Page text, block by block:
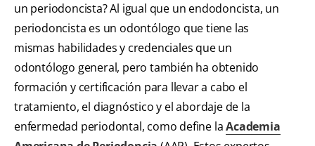
un periodoncista? Al igual que un endodoncista, un
periodoncista es un odontólogo que tiene las
mismas habilidades y credenciales que un
odontólogo general, pero también ha obtenido
formación y certificación para llevar a cabo el
tratamiento, el diagnóstico y el abordaje de la
enfermedad periodontal, como define laAcademia